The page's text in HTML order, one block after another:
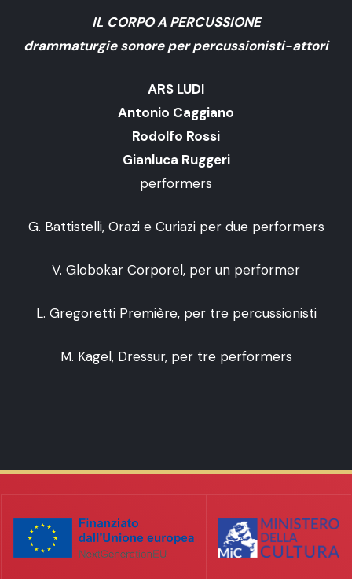
IL CORPO A PERCUSSIONE
drammaturgie sonore per percussionisti-attori
ARS LUDI
Antonio Caggiano
Rodolfo Rossi
Gianluca Ruggeri
performers
G. Battistelli, Orazi e Curiazi per due performers
V. Globokar Corporel, per un performer
L. Gregoretti Première, per tre percussionisti
M. Kagel, Dressur, per tre performers